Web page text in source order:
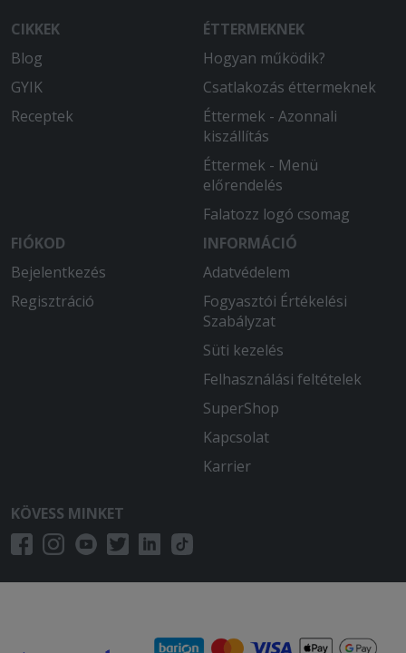
CIKKEK
Blog
GYIK
Receptek
ÉTTERMEKNEK
Hogyan működik?
Csatlakozás éttermeknek
Éttermek - Azonnali
kiszállítás
Éttermek - Menü
előrendelés
Falatozz logó csomag
FIÓKOD
Bejelentkezés
Regisztráció
INFORMÁCIÓ
Adatvédelem
Fogyasztói Értékelési
Szabályzat
Süti kezelés
Felhasználási feltételek
SuperShop
Kapcsolat
Karrier
KÖVESS MINKET